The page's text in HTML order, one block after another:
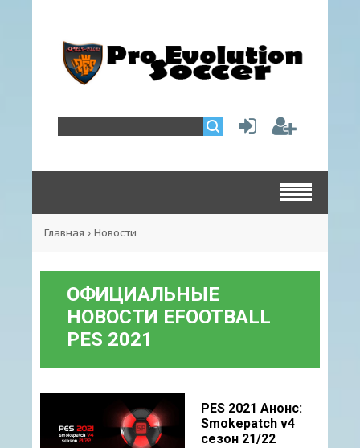
Главная › Новости
ОФИЦИАЛЬНЫЕ
НОВОСТИ EFOOTBALL
PES 2021
PES 2021 Анонс:
Smokepatch v4
сезон 21/22